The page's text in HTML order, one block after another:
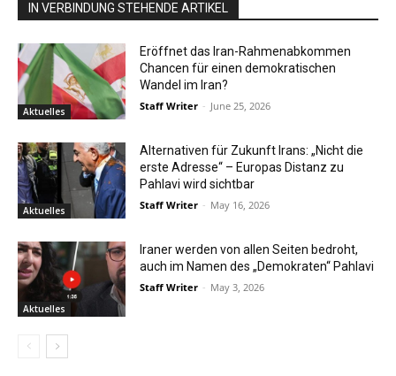
IN VERBINDUNG STEHENDE ARTIKEL
Aktuelles
Eröffnet das Iran-Rahmenabkommen
Chancen für einen demokratischen
Wandel im Iran?
Staff Writer - June 25, 2026
Aktuelles
Alternativen für Zukunft Irans: „Nicht die
erste Adresse“ – Europas Distanz zu
Pahlavi wird sichtbar
Staff Writer - May 16, 2026
Aktuelles
Iraner werden von allen Seiten bedroht,
auch im Namen des „Demokraten“ Pahlavi
Staff Writer - May 3, 2026